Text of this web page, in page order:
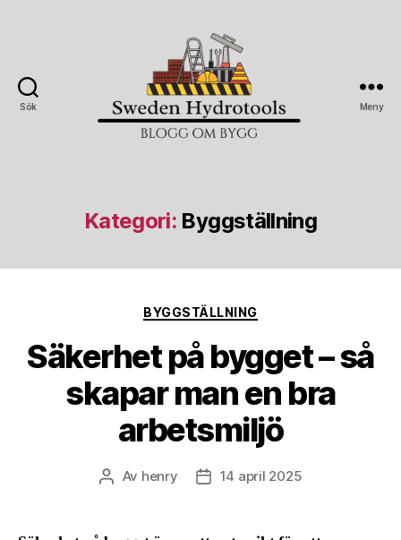
Sök Meny
Kategori: Byggställning
Kategorier
BYGGSTÄLLNING
Säkerhet på bygget – så
skapar man en bra
arbetsmiljö
Inläggsförfattare
Av henry Inläggsdatum
14 april 2025